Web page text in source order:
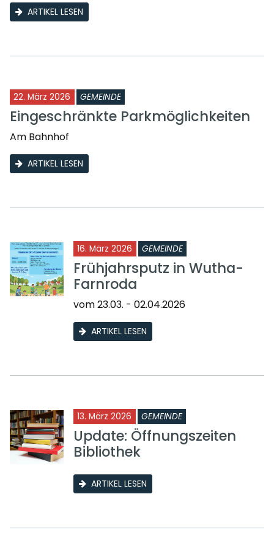
ARTIKEL LESEN
22. März 2026 GEMEINDE
Eingeschränkte Parkmöglichkeiten
Am Bahnhof
ARTIKEL LESEN
16. März 2026 GEMEINDE
Frühjahrsputz in Wutha-
Farnroda
vom 23.03. - 02.04.2026
ARTIKEL LESEN
13. März 2026 GEMEINDE
Update: Öffnungszeiten
Bibliothek
ARTIKEL LESEN